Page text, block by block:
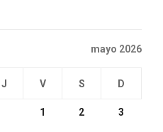
mayo 2026
J V S D
1 2 3